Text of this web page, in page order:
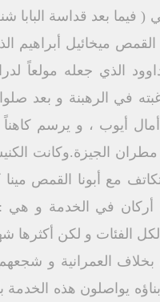
( فيما بعد قداسة
القمص ميخائيل أبراهيم
في الرهبنة و بعد
مطران
مع أبونا القمص
أركان في الخدمة و
الفئات و لكن
بخلاف العمرانية و